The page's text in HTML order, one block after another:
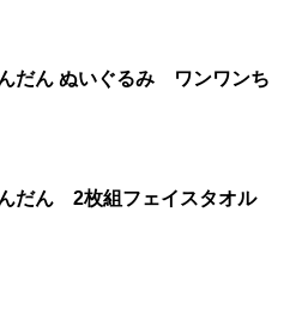
だん ぬいぐるみ ワンワンち
んだん 2枚組フェイスタオル